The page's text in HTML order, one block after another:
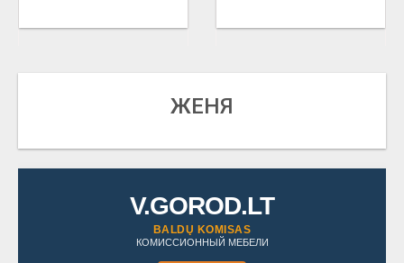
ЖЕНЯ
V.GOROD.LT
BALDŲ KOMISAS
КОМИССИОННЫЙ МЕБЕЛИ